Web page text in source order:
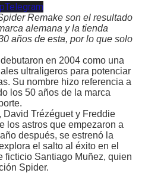
Telegram
Remake son el resultado
alemana y la tienda
años de esta, por lo que solo
en 2004 como una
ultraligeros para potenciar
Su nombre hizo referencia a
los 50 años de la marca
Trézéguet y Freddie
los astros que empezaron a
después, se estrenó la
el salto al éxito en el
ficticio Santiago Muñez, quien
Spider.